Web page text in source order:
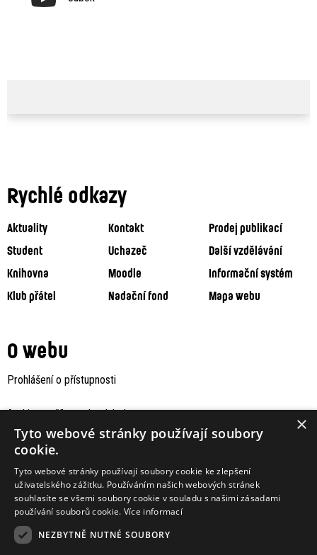
Rychlé odkazy
Aktuality Kontakt
Prodej publikací
Student
Uchazeč
Další vzdělávání
Knihovna
Moodle
Informační systém
Klub přátel
Nadační fond Mapa webu
O webu
Prohlášení o přístupnosti
Archiv staršího webu Jaboku ×
Tyto webové stránky používají soubory
cookie.
Tyto webové stránky používají soubory cookie ke zlepšení
uživatelského zážitku. Používáním našich webových stránek
souhlasíte se všemi soubory cookie v souladu s našimi zásadami
používání souborů cookie. Více informací
NEZBYTNĚ NUTNÉ SOUBORY